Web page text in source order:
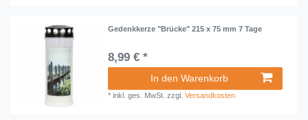
Gedenkkerze "Brücke" 215 x 75 mm 7 Tage
8,99 € *
In den Warenkorb
*inkl. ges. MwSt. zzgl.Versandkosten